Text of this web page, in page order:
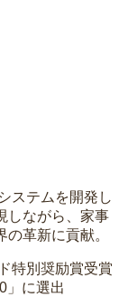
ステムを開発し
しながら、家事
革新に貢献。
特別奨励賞受賞
」に選出